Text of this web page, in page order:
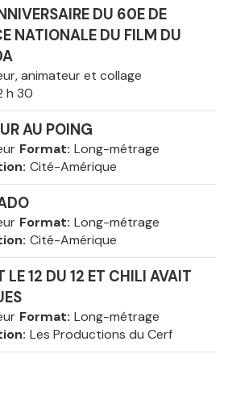
DU 60E DE
NATIONALE DU FILM DU
animateur et collage
h 30
AU POING
Format Long-métrage
Cité-Amérique
Format Long-métrage
Cité-Amérique
LE 12 DU 12 ET CHILI AVAIT
Format Long-métrage
Les Productions du Cerf